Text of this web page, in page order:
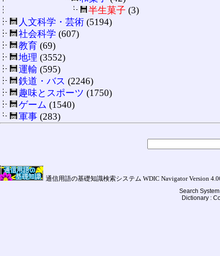
半生菓子 (3)
人文科学・芸術 (5194)
社会科学 (607)
教育 (69)
地理 (3552)
運輸 (595)
鉄道・バス (2246)
趣味とスポーツ (1750)
ゲーム (1540)
軍事 (283)
通信用語の基礎知識検索システム WDIC Navigator Version
Search
Dictionary :